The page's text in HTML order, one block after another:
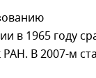
в 1965 году
В 2007-м